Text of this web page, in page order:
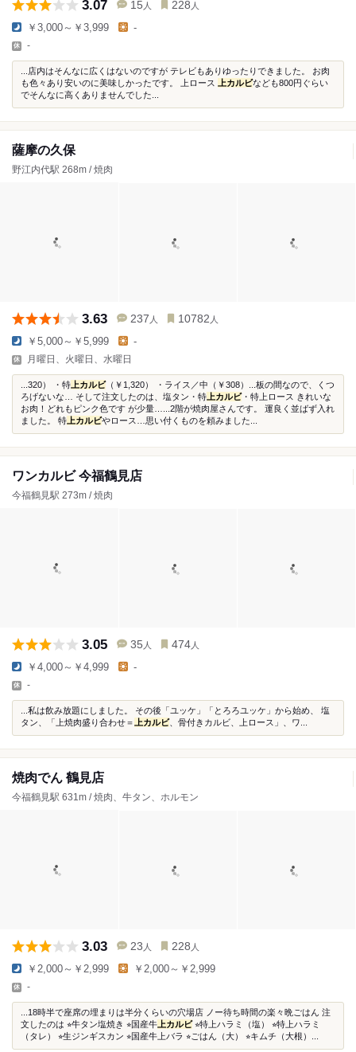
3.07 15 人 228 人
￥3,000～￥3,999 -
-
...店内はそんなに広くはないのですが テレビもありゆったりできました。 お肉
も色々あり安いのに美味しかったです。 上ロース
上カルビなども800円ぐらい
でそんなに高くありませんでした...
薩摩の久保
野江内代駅 268m / 焼肉
3.63 237 人 10782 人
￥5,000～￥5,999 -
月曜日、火曜日、水曜日
...320） ・特 上カルビ（￥1,320） ・ライス／中（￥308）...板の間なので、くつ
ろげないな… そして注文したのは、塩タン・特 上カルビ・特上ロース きれいな
お肉！どれもピンク色です が少量…...2階が焼肉屋さんです。 運良く並ばず入れ
ました。 特 上カルビやロース…思い付くものを頼みました...
ワンカルビ 今福鶴見店
今福鶴見駅 273m / 焼肉
3.05 35 人 474 人
￥4,000～￥4,999 -
-
...私は飲み放題にしました。 その後「ユッケ」「とろろユッケ」から始め、 塩
タン、「上焼肉盛り合わせ＝
上カルビ、骨付きカルビ、上ロース」、ワ...
焼肉でん 鶴見店
今福鶴見駅 631m / 焼肉、牛タン、ホルモン
3.03 23 人 228 人
￥2,000～￥2,999 ￥2,000～￥2,999
-
...18時半で座席の埋まりは半分くらいの穴場店 ノー待ち時間の楽々晩ごはん 注
文したのは ⭐︎牛タン塩焼き ⭐︎国産牛 上カルビ⭐︎特上ハラミ（塩） ⭐︎特上ハラミ
（タレ） ⭐︎生ジンギスカン ⭐︎国産牛上バラ ⭐︎ごはん（大） ⭐︎キムチ（大根）...